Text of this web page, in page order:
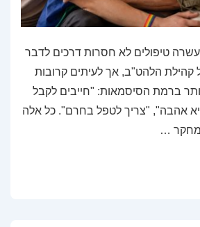
טיפולים לא חסרות דרכים לדבר
קהילת הלהט"ב, אך לעיתים קרובות
ברמת הסיסמאות: "חייבים לקבל
אהבה", "צריך לטפל בחרם". כל אלה
מחקר …